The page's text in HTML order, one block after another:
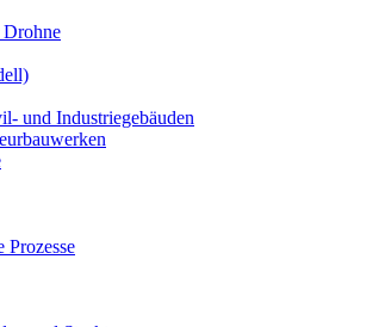
Drohne
und Industriegebäuden
Prozesse